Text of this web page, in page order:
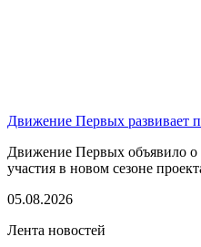
Движение Первых развивает
Движение Первых объявило о
участия в новом сезоне
05.08.2026
Лента новостей